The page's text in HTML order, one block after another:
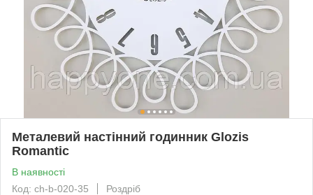
Металевий настінний годинник Glozis
Romantic
В наявності
Код: ch-b-020-35
Роздріб